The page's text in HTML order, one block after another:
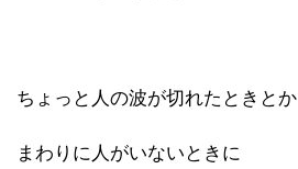
ちょっと人の波が切れたときとか
まわりに人がいないときに